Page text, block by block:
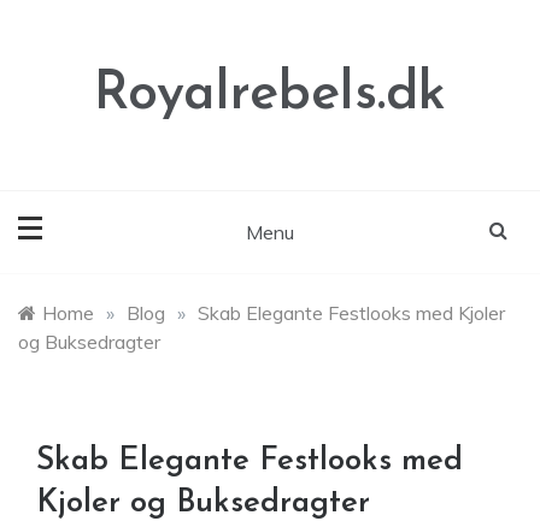
Royalrebels.dk
Menu
Home » Blog » Skab Elegante Festlooks med Kjoler
og Buksedragter
Skab Elegante Festlooks med
Kjoler og Buksedragter